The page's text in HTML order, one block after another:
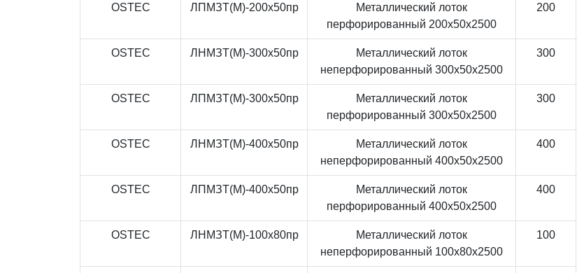
OSTEC ЛПМЗТ(М)-200x50пр
Металлический лоток
перфорированный 200x50x2500
200
OSTEC ЛНМЗТ(М)-300x50пр
Металлический лоток
неперфорированный 300x50x2500
300
OSTEC ЛПМЗТ(М)-300x50пр
Металлический лоток
перфорированный 300x50x2500
300
OSTEC ЛНМЗТ(М)-400x50пр
Металлический лоток
неперфорированный 400x50x2500
400
OSTEC ЛПМЗТ(М)-400x50пр
Металлический лоток
перфорированный 400x50x2500
400
OSTEC ЛНМЗТ(М)-100x80пр
Металлический лоток
неперфорированный 100x80x2500
100